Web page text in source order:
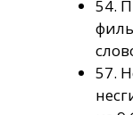
54.
57.